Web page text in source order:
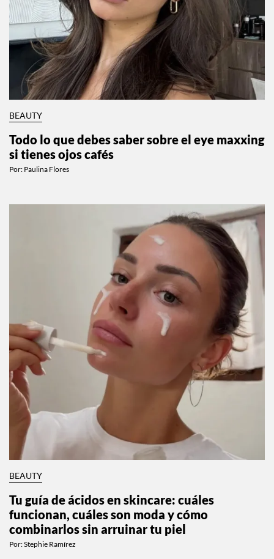
BEAUTY
Todo lo que debes saber sobre el eye maxxing
si tienes ojos cafés
Por: Paulina Flores
BEAUTY
Tu guía de ácidos en skincare: cuáles
funcionan, cuáles son moda y cómo
combinarlos sin arruinar tu piel
Por:Stephie Ramírez